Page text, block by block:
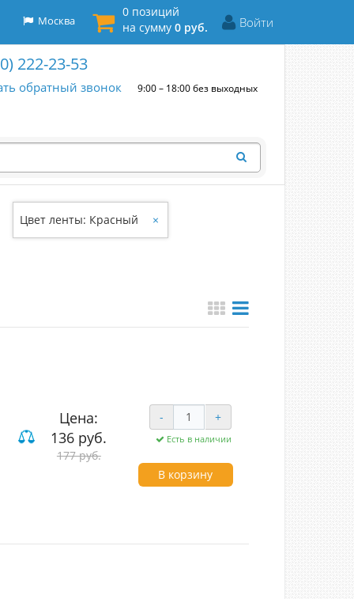
Войти
0 позиций
на сумму 0 руб.
Москва
222-23-53
обратный звонок 9:00 – 18:00 без выходных
Цвет ленты: Красный ×
Цена:
136 руб.
177 руб.
- +
Есть в наличии
В корзину